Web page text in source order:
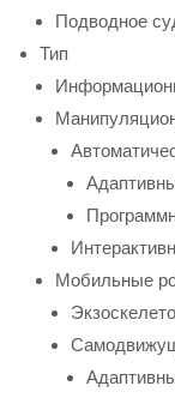
Подводное
Тип
Мобильные